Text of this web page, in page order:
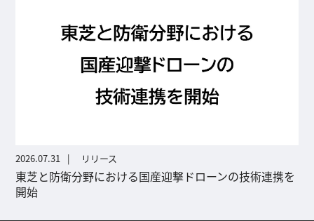
2026.07.31 リリース
東芝と防衛分野における国産迎撃ドローンの技術連携を
開始